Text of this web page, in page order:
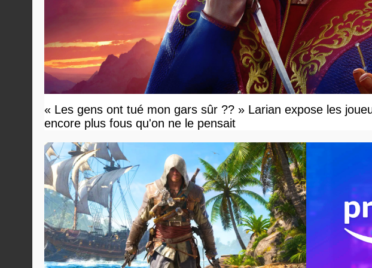
« Les gens ont tué mon gars sûr ?? » Larian expose les
encore plus fous qu'on ne le pensait